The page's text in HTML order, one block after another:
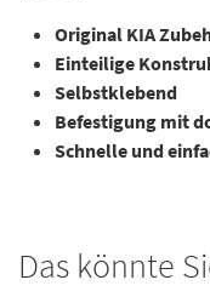
Original KIA
Einteilige
Selbstklebend
Befestigung mit
Schnelle und
Das könnte